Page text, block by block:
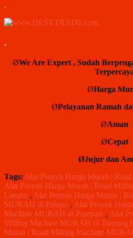
.
.
ØWe Are Expert , Sudah
ØHarga
ØPelayanan Ramah
ØAman
ØCepat
ØJujur dan
Tags: Alat Proyek Harga Murah |
Alat Proyek Harga Murah | Road
Langsa , Alat Proyek Harga Murah |
MURAH di Palopo , Alat Proyek
Machine MURAH di Parepare , Alat
Milling Machine MURAH di Tanjung
Murah | Road Milling Machine